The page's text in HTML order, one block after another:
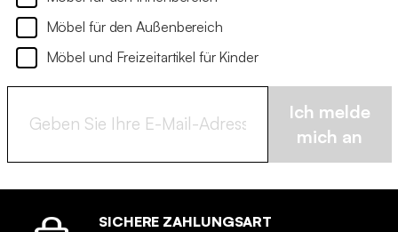
Möbel für den Außenbereich
Möbel und Freizeitartikel für Kinder
Ich melde
mich an
SICHERE ZAHLUNGSART